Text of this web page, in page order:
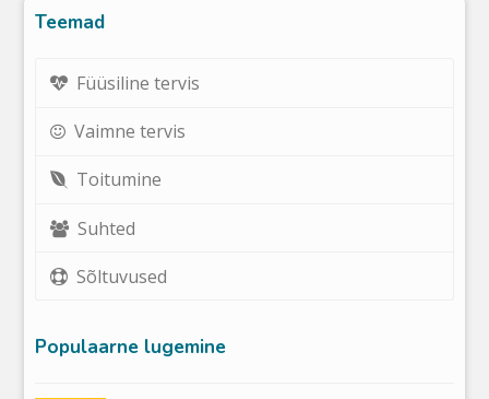
Teemad
Füüsiline tervis
Vaimne tervis
Toitumine
Suhted
Sõltuvused
Populaarne lugemine